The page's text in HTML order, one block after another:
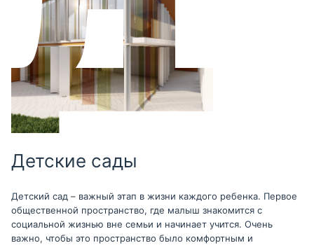
Детские сады
Детский сад – важный этап в жизни каждого ребенка. Первое
общественной пространство, где малыш знакомится с
социальной жизнью вне семьи и начинает учится. Очень
важно, чтобы это пространство было комфортным и